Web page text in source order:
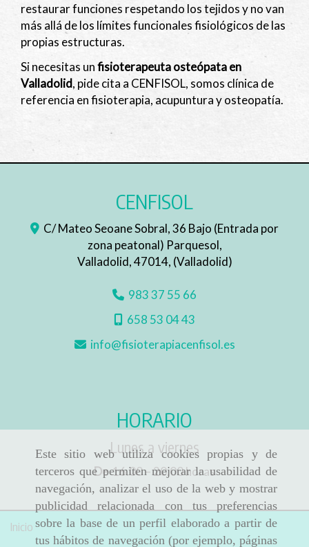
Este sitio web utiliza cookies propias y de
terceros que permiten mejorar la usabilidad de
navegación, analizar el uso de la web y mostrar
publicidad relacionada con tus preferencias
sobre la base de un perfil elaborado a partir de
tus hábitos de navegación (por ejemplo, páginas
restaurar funciones respetando los tejidos y no van
más allá de los límites funcionales fisiológicos de las
propias estructuras.
Si necesitas unfisioterapeuta osteópata en
Valladolid, pide cita a CENFISOL, somos clínica de
referencia en fisioterapia, acupuntura y osteopatía.
CENFISOL
C/ Mateo Seoane Sobral, 36 Bajo (Entrada por
zona peatonal) Parquesol,
Valladolid,47014, (Valladolid)
983 37 55 66
658 53 04 43
info
fisioterapiacenfisol.es
HORARIO
Lunes a viernes
De16.00 – 20.00 horas
Inicio